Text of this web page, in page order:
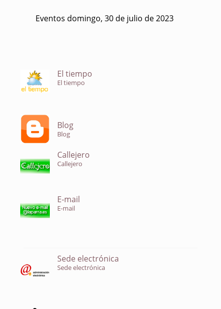
Eventos domingo, 30 de julio de 2023
El tiempo
El tiempo
Blog
Blog
Callejero
Callejero
E-mail
E-mail
Sede electrónica
Sede electrónica